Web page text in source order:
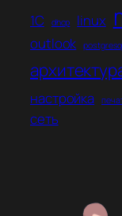
1С dhcp linux
outlook
настройка
сеть